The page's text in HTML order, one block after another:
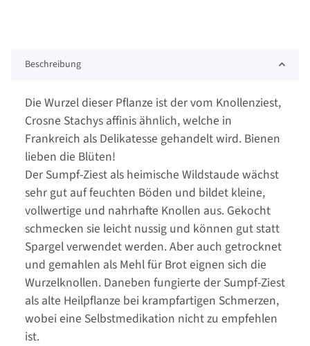
Beschreibung
Die Wurzel dieser Pflanze ist der vom Knollenziest,
Crosne Stachys affinis ähnlich, welche in
Frankreich als Delikatesse gehandelt wird. Bienen
lieben die Blüten!
Der Sumpf-Ziest als heimische Wildstaude wächst
sehr gut auf feuchten Böden und bildet kleine,
vollwertige und nahrhafte Knollen aus. Gekocht
schmecken sie leicht nussig und können gut statt
Spargel verwendet werden. Aber auch getrocknet
und gemahlen als Mehl für Brot eignen sich die
Wurzelknollen. Daneben fungierte der Sumpf-Ziest
als alte Heilpflanze bei krampfartigen Schmerzen,
wobei eine Selbstmedikation nicht zu empfehlen
ist.